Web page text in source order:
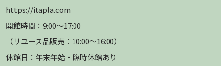
https://itapla.com
開館時間：9:00～17:00
（リユース品販売：10:00～16:00）
休館日：年末年始・臨時休館あり